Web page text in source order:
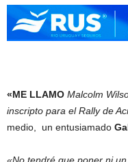
«ME LLAMO Malcolm
inscripto para el Rally de
medio, un entusiamado